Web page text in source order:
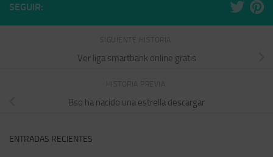
SEGUIR:
Ver liga smartbank online gratis
Bso ha nacido una estrella descargar
ENTRADAS RECIENTES